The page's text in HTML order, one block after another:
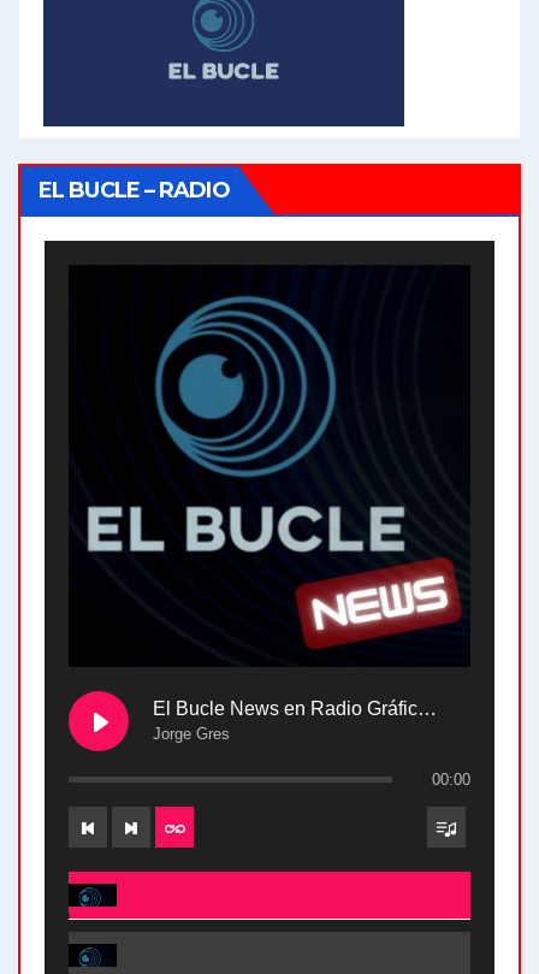
EL BUCLE – RADIO
El Bucle News en Radio Gráfica. Bloque 2 . 28.04.24
Jorge Gres
00:00
El Bucle News en Radio Gráfica. Bloque 2 . 28.04.24 - Jorge Gres